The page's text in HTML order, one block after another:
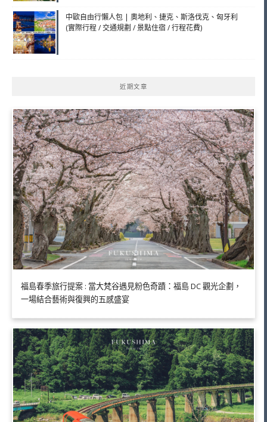
中歐自由行懶人包 | 奧地利、捷克、斯洛伐克、匈牙利
(實際行程 / 交通規劃 / 景點住宿 / 行程花費)
近期文章
福島春季旅行提案 : 當大梵谷遇見粉色奇蹟：福島 DC 觀光企劃，
一場結合藝術與復興的五感盛宴